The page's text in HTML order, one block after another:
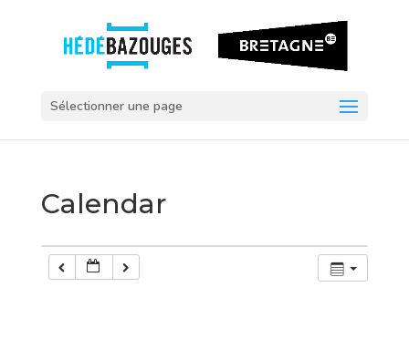
Sélectionner une page
Calendar